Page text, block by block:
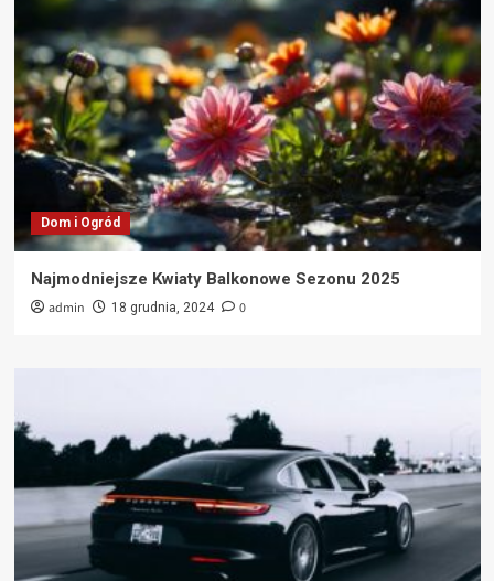
Dom i Ogród
Najmodniejsze Kwiaty Balkonowe Sezonu 2025
admin 18 grudnia, 2024 0